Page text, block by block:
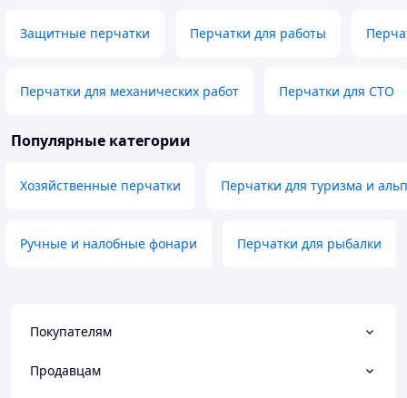
Защитные перчатки Перчатки для работы
Перчатки для механических работ Перчатки для СТО
Популярные категории
Хозяйственные перчатки Перчатки для туризма и
Ручные и налобные фонари Перчатки для рыбалки
Покупателям
Продавцам